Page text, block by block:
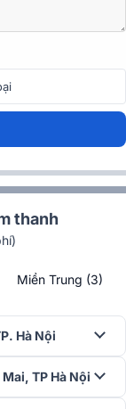
cấu hình hệ thống
này đều mang đến
độ Cài đặt cơ bản,
dùng được.
thanh
Miền Trung (3)
Hà Nội
TP Hà Nội